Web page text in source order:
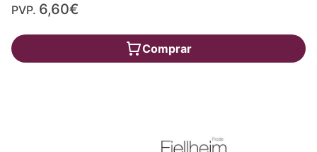
PVP. 6,60€
Comprar